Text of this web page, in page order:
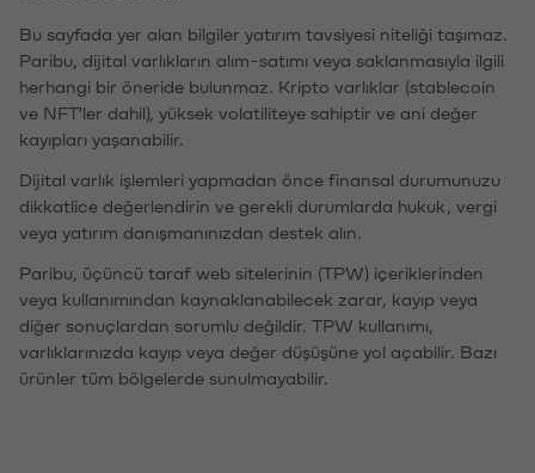
Bu sayfada yer alan bilgiler yatırım tavsiyesi niteliği taşımaz.
Paribu, dijital varlıkların alım-satımı veya saklanmasıyla ilgili
herhangi bir öneride bulunmaz. Kripto varlıklar (stablecoin
ve NFT'ler dahil), yüksek volatiliteye sahiptir ve ani değer
kayıpları yaşanabilir.
Dijital varlık işlemleri yapmadan önce finansal durumunuzu
dikkatlice değerlendirin ve gerekli durumlarda hukuk, vergi
veya yatırım danışmanınızdan destek alın.
Paribu, üçüncü taraf web sitelerinin (TPW) içeriklerinden
veya kullanımından kaynaklanabilecek zarar, kayıp veya
diğer sonuçlardan sorumlu değildir. TPW kullanımı,
varlıklarınızda kayıp veya değer düşüşüne yol açabilir. Bazı
ürünler tüm bölgelerde sunulmayabilir.